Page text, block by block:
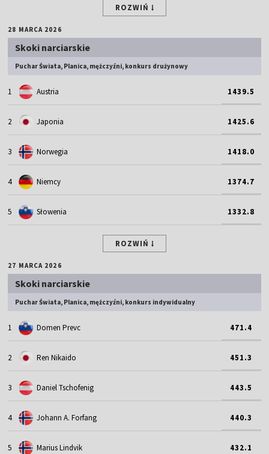
ROZWIŃ
28 MARCA 2026
Skoki narciarskie
Puchar Świata, Planica, mężczyźni, konkurs drużynowy
1 Austria 1439.5
2 Japonia 1425.6
3 Norwegia 1418.0
4 Niemcy 1374.7
5 Słowenia 1332.8
ROZWIŃ
27 MARCA 2026
Skoki narciarskie
Puchar Świata, Planica, mężczyźni, konkurs indywidualny
1 Domen Prevc 471.4
2 Ren Nikaido 451.3
3 Daniel Tschofenig 443.5
4 Johann A. Forfang 440.3
5 Marius Lindvik 432.1